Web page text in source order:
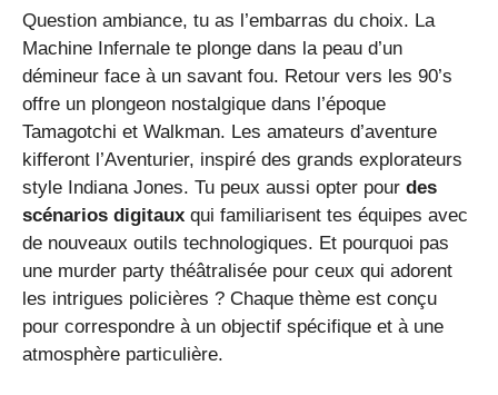
Question ambiance, tu as l’embarras du choix. La
Machine Infernale te plonge dans la peau d’un
démineur face à un savant fou. Retour vers les 90’s
offre un plongeon nostalgique dans l’époque
Tamagotchi et Walkman. Les amateurs d’aventure
kifferont l’Aventurier, inspiré des grands explorateurs
style Indiana Jones. Tu peux aussi opter pour des
scénarios digitaux qui familiarisent tes équipes avec
de nouveaux outils technologiques. Et pourquoi pas
une murder party théâtralisée pour ceux qui adorent
les intrigues policières ? Chaque thème est conçu
pour correspondre à un objectif spécifique et à une
atmosphère particulière.